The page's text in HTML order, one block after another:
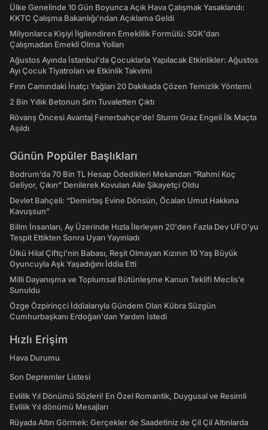
Ülke Genelinde 10 Gün Boyunca Açık Hava Çalışmak Yasaklandı:
KKTC Çalışma Bakanlığı’ndan Açıklama Geldi
Milyonlarca Kişiyi İlgilendiren Emeklilik Formülü: SGK'dan
Çalışmadan Emekli Olma Yolları
Ağustos Ayında İstanbul'da Çocuklarla Yapılacak Etkinlikler: Ağustos
Ayı Çocuk Tiyatroları ve Etkinlik Takvimi
Fırın Camındaki İnatçı Yağları 20 Dakikada Çözen Temizlik Yöntemi
2 Bin Yıllık Betonun Sırrı Tuvaletten Çıktı
Rövanş Öncesi Avantaj Fenerbahçe'de! Sturm Graz Engeli İlk Maçta
Aşıldı
Günün Popüler Başlıkları
Bodrum’da 70 Bin TL Hesap Ödedikleri Mekandan “Rahmi Koç
Geliyor, Çıkın” Denilerek Kovulan Aile Şikayetçi Oldu
Devlet Bahçeli: “Demirtaş Evine Dönsün, Öcalan Umut Hakkına
Kavuşsun”
Bilim İnsanları, Ay Üzerinde Hızla İlerleyen 20'den Fazla Dev UFO'yu
Tespit Ettikten Sonra Uyarı Yayınladı
Ülkü Hilal Çiftçi'nin Babası, Reşit Olmayan Kızının 10 Yaş Büyük
Oyuncuyla Aşk Yaşadığını İddia Etti
Milli Dayanışma ve Toplumsal Bütünleşme Kanun Teklifi Meclis’e
Sunuldu
Özge Özpirinçci İddialarıyla Gündem Olan Kübra Süzgün
Cumhurbaşkanı Erdoğan'dan Yardım İstedi
Hızlı Erişim
Hava Durumu
Son Depremler Listesi
Evlilik Yıl Dönümü Sözleri! En Özel Romantik, Duygusal ve Resimli
Evlilik Yıl dönümü Mesajları
Rüyada Altın Görmek: Gerçekler de Saadetiniz de Çil Çil Altınlarda